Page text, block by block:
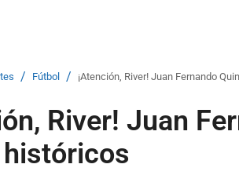
/ Fútbol / ¡Atención, River! Juan Fernando
River! Juan